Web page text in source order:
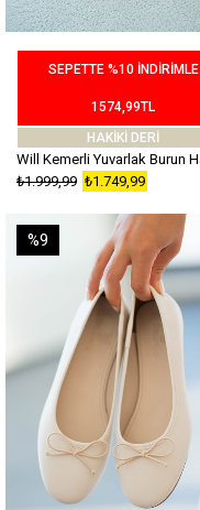
SEPETTE %10 İNDİRİMLE
1574,99TL
HAKİKİ DERİ
₺1.749,99
₺1.999,99
%9